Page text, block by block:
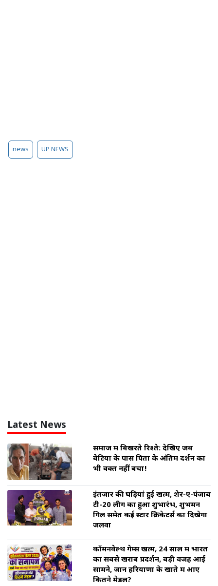
news UP NEWS
Latest News
समाज में बिखरते रिश्ते: देखिए जब
बेटियों के पास पिता के अंतिम दर्शन का
भी वक्त नहीं बचा!
इंतजार की घड़ियां हुई खत्म, शेर-ए-पंजाब
टी-20 लीग का हुआ शुभारंभ, शुभमन
गिल समेत कई स्टार क्रिकेटर्स का दिखेगा
जलवा
कॉमनवेल्थ गेम्स खत्म, 24 साल में भारत
का सबसे खराब प्रदर्शन, बड़ी वजह आई
सामने, जानें हरियाणा के खाते में आए
कितने मेडल?